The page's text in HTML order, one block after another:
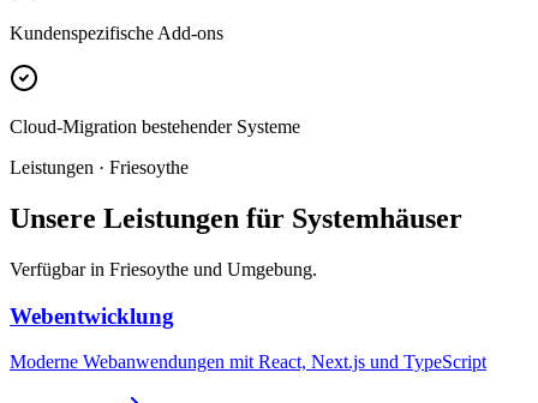
Kundenspezifische Add-ons
Cloud-Migration bestehender Systeme
Leistungen · Friesoythe
Unsere Leistungen für Systemhäuser
Verfügbar in Friesoythe und Umgebung.
Webentwicklung
Moderne Webanwendungen mit React, Next.js und TypeScript